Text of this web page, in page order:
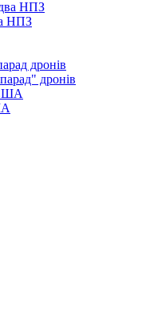
НПЗ
дронів